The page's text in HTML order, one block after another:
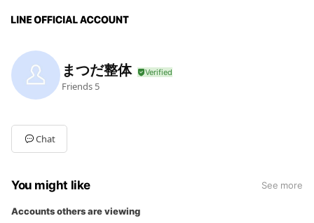
まつだ整体
Friends 5
Chat
You might like See more
Accounts others are viewing